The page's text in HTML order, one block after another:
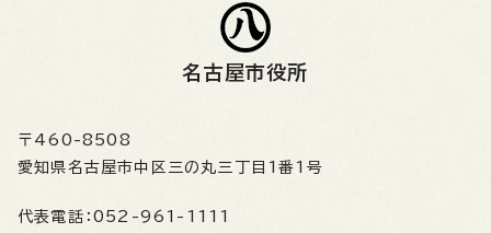
名古屋市役所
〒460-8508
愛知県名古屋市中区三の丸三丁目1番1号
代表電話： 052-961-1111